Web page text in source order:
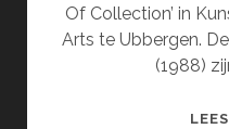
Of Collection’ in
Arts te Ubbergen.
(1988)